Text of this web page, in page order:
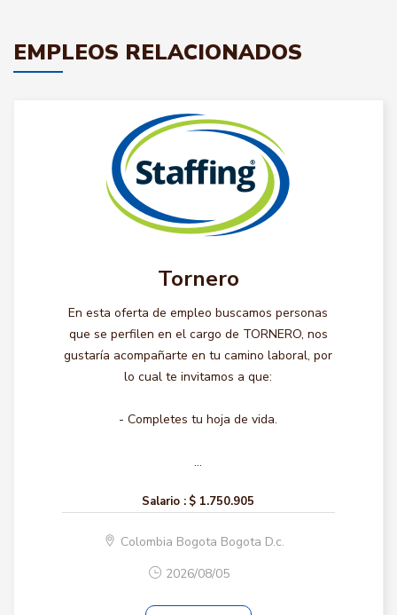
EMPLEOS RELACIONADOS
Tornero
En esta oferta de empleo buscamos personas
que se perfilen en el cargo de TORNERO, nos
gustaría acompañarte en tu camino laboral, por
lo cual te invitamos a que:
- Completes tu hoja de vida.
...
Salario : $ 1.750.905
Colombia Bogota Bogota D.c.
2026/08/05